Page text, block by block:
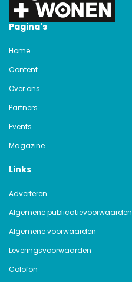
Pagina's
Home
Content
Over ons
Partners
Events
Magazine
Links
Adverteren
Algemene publicatievoorwaarden
Algemene voorwaarden
Leveringsvoorwaarden
Colofon